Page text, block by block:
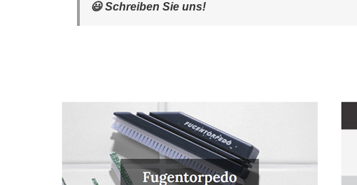
😃 Schreiben Sie uns!